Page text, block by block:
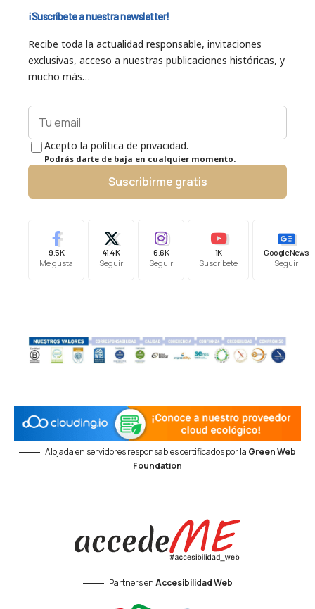
¡Suscríbete a nuestra newsletter!
Recibe toda la actualidad responsable, invitaciones
exclusivas, acceso a nuestras publicaciones históricas, y
mucho más…
Acepto la política de privacidad.
Podrás darte de baja en cualquier momento.
Suscribirme gratis
9.5K
Me gusta
41.4K
Seguir
6.6K
Seguir
1K
Suscríbete
Google News
Seguir
Alojada en servidores responsables certificados por la Green Web
Foundation
Partners enAccesibilidad Web